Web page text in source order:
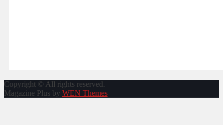
Copyright © All rights reserved.
Magazine Plus by WEN Themes